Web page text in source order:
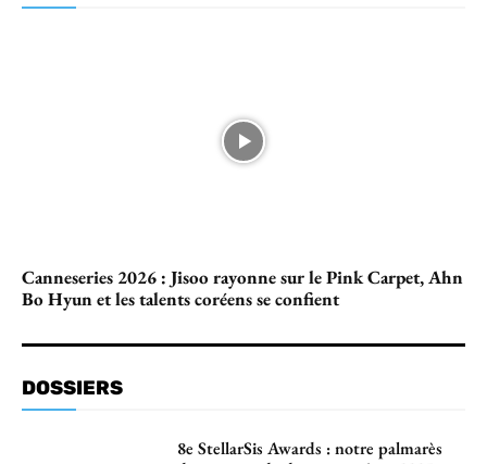
Canneseries 2026 : Jisoo rayonne sur le Pink Carpet, Ahn
Bo Hyun et les talents coréens se confient
DOSSIERS
8e StellarSis Awards : notre palmarès